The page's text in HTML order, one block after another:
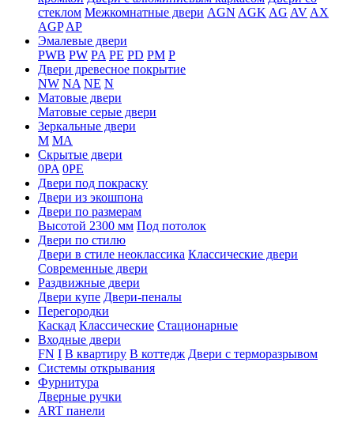
стеклом Межкомнатные двери AGN AGK AG AV AX
AGP AP
Эмалевые двери
PWB PW PA PE PD PM P
Двери древесное покрытие
NW NA NE N
Матовые двери
Матовые серые двери
Зеркальные двери
M MA
Скрытые двери
0PA 0PE
Двери под покраску
Двери из экошпона
Двери по размерам
Высотой 2300 мм Под потолок
Двери по стилю
Двери в стиле неоклассика Классические двери
Современные двери
Раздвижные двери
Двери купе Двери-пеналы
Перегородки
Каскад Классические Стационарные
Входные двери
FN I В квартиру В коттедж Двери с терморазрывом
Системы открывания
Фурнитура
Дверные ручки
ART панели